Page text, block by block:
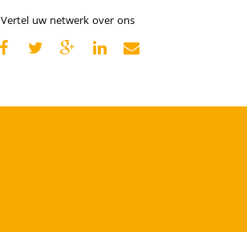
Vertel uw netwerk over ons